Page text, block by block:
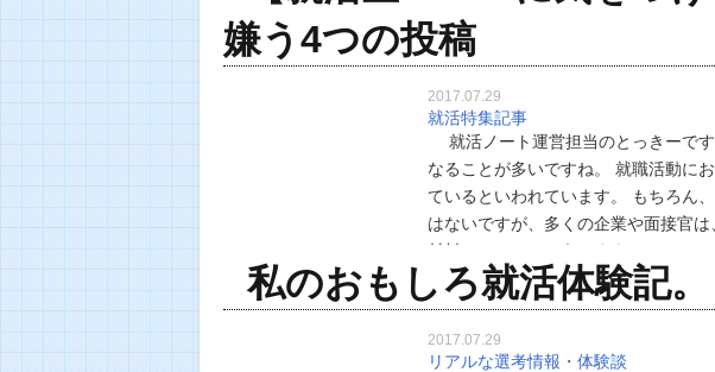
嫌う4つの投稿
2017.07.29
就活特集記事
就活ノート運営担当のとっきー
なることが多いですね。 就職活動に
ているといわれています。 もちろん
はないですが、多くの企業や面接官
材料にしているそうですよ！ では、
でしょうか？？ この記事では、人事
私のおもしろ就活体験記。
2017.07.29
リアルな選考情報・体験談